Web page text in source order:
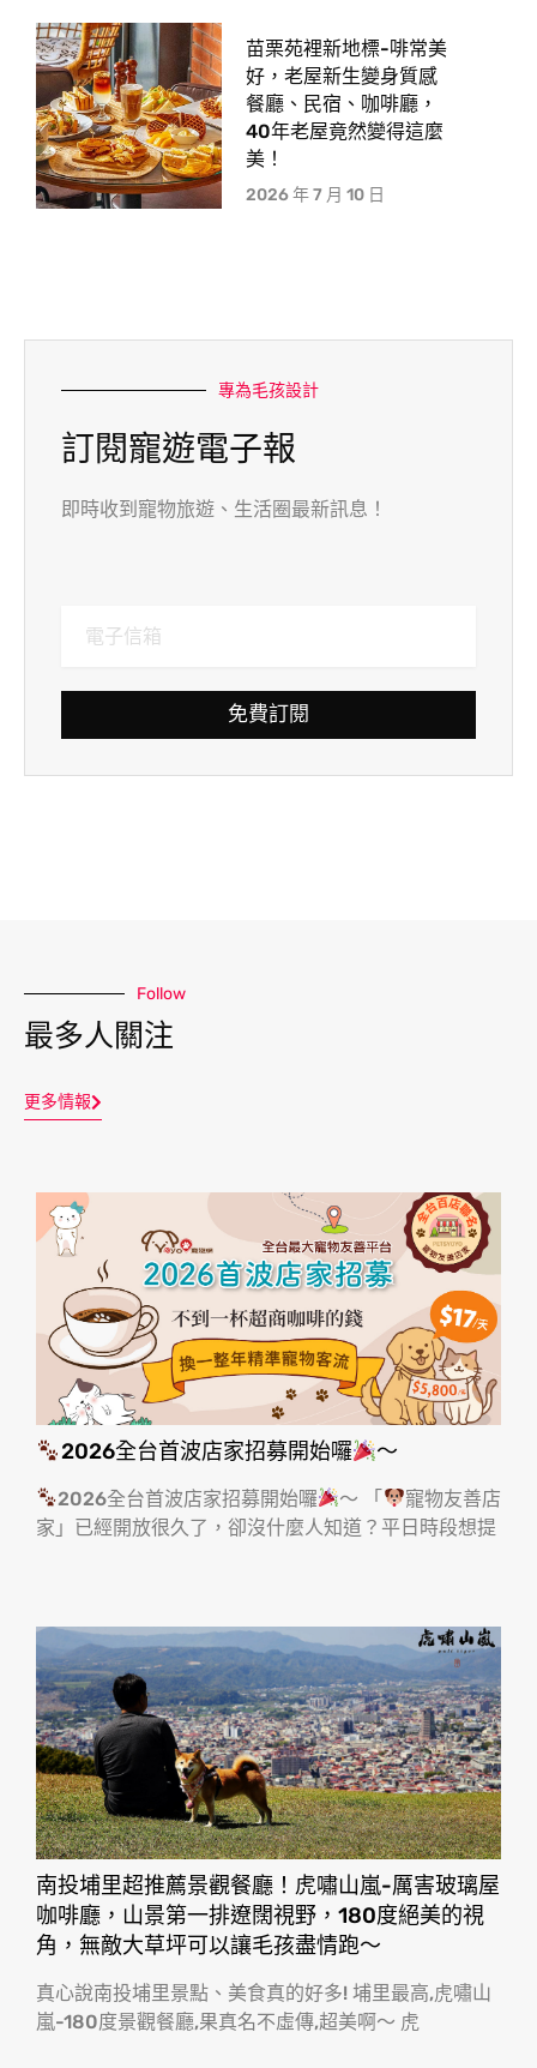
苗栗苑裡新地標-啡常美
好，老屋新生變身質感
餐廳、民宿、咖啡廳，
40年老屋竟然變得這麼
美！
2026 年 7 月 10 日
專為毛孩設計
訂閱寵遊電子報
即時收到寵物旅遊、生活圈最新訊息！
免費訂閱
Follow
最多人關注
更多情報
2026全台首波店家招募開始囉 ～
2026全台首波店家招募開始囉 ～ 「
寵物友善店
家」已經開放很久了，卻沒什麼人知道？平日時段想提
南投埔里超推薦景觀餐廳！虎嘯山嵐-厲害玻璃屋
咖啡廳，山景第一排遼闊視野，180度絕美的視
角，無敵大草坪可以讓毛孩盡情跑〜
真心說南投埔里景點、美食真的好多! 埔里最高,虎嘯山
嵐-180度景觀餐廳,果真名不虛傳,超美啊〜 虎